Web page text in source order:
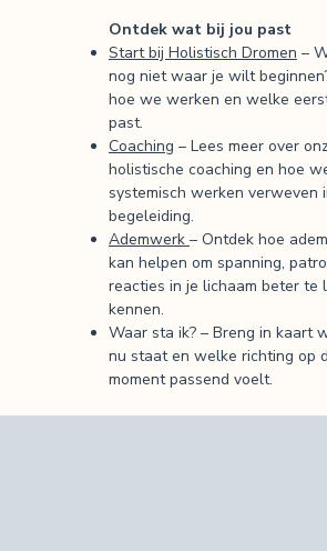
Ontdek wat bij jou past
Start bij Holistisch Dromen –
nog niet waar je wilt
hoe we werken en welke
past.
Coaching – Lees meer over
holistische coaching en hoe
systemisch werken verweven
begeleiding.
Ademwerk – Ontdek hoe
kan helpen om spanning,
reacties in je lichaam beter te
kennen.
Waar sta ik? – Breng in kaart
nu staat en welke richting op
moment passend voelt.